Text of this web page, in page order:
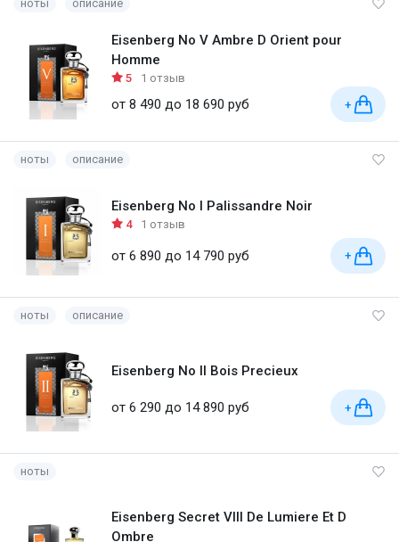
ноты описание
Eisenberg No V Ambre D Orient pour
Homme
5 1 отзыв
от 8 490 до 18 690 руб +
ноты описание
Eisenberg No I Palissandre Noir
4 1 отзыв
от 6 890 до 14 790 руб +
ноты описание
Eisenberg No II Bois Precieux
от 6 290 до 14 890 руб +
ноты
Eisenberg Secret VIII De Lumiere Et D
Ombre